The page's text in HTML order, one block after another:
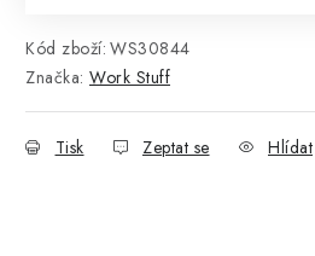
Kód zboží: WS30844
Značka: Work Stuff
Tisk Zeptat se Hlídat